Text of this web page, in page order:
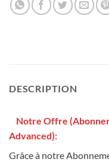
DESCRIPTION
Notre Offre
Advanced):
Grâce à notre